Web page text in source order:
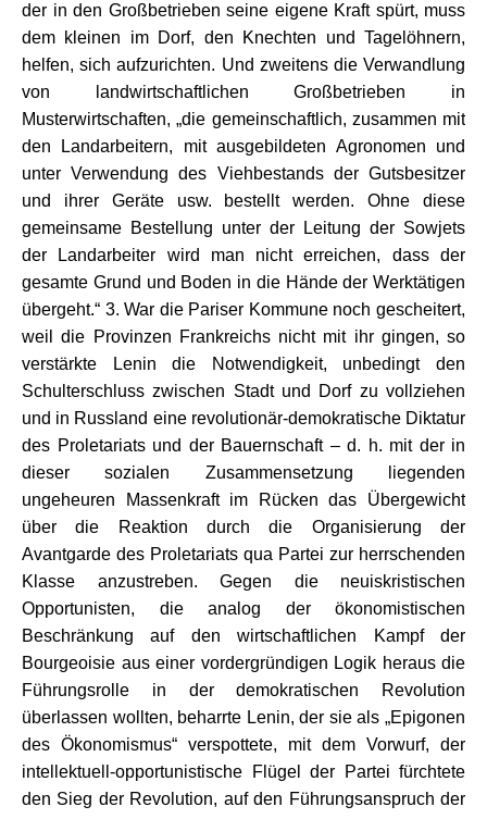
der in den Großbetrieben seine eigene Kraft spürt, muss
dem kleinen im Dorf, den Knechten und Tagelöhnern,
helfen, sich aufzurichten. Und zweitens die Verwandlung
von landwirtschaftlichen Großbetrieben in
Musterwirtschaften, „die gemeinschaftlich, zusammen mit
den Landarbeitern, mit ausgebildeten Agronomen und
unter Verwendung des Viehbestands der Gutsbesitzer
und ihrer Geräte usw. bestellt werden. Ohne diese
gemeinsame Bestellung unter der Leitung der Sowjets
der Landarbeiter wird man nicht erreichen, dass der
gesamte Grund und Boden in die Hände der Werktätigen
übergeht.“ 3. War die Pariser Kommune noch gescheitert,
weil die Provinzen Frankreichs nicht mit ihr gingen, so
verstärkte Lenin die Notwendigkeit, unbedingt den
Schulterschluss zwischen Stadt und Dorf zu vollziehen
und in Russland eine revolutionär-demokratische Diktatur
des Proletariats und der Bauernschaft – d. h. mit der in
dieser sozialen Zusammensetzung liegenden
ungeheuren Massenkraft im Rücken das Übergewicht
über die Reaktion durch die Organisierung der
Avantgarde des Proletariats qua Partei zur herrschenden
Klasse anzustreben. Gegen die neuiskristischen
Opportunisten, die analog der ökonomistischen
Beschränkung auf den wirtschaftlichen Kampf der
Bourgeoisie aus einer vordergründigen Logik heraus die
Führungsrolle in der demokratischen Revolution
überlassen wollten, beharrte Lenin, der sie als „Epigonen
des Ökonomismus“ verspottete, mit dem Vorwurf, der
intellektuell-opportunistische Flügel der Partei fürchtete
den Sieg der Revolution, auf den Führungsanspruch der